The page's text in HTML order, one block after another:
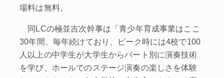
場料は無料。
同LCの極並吉次幹事は「青少年育成事業はここ
30年間、毎年続けており、ピーク時には4校で100
人以上の中学生が大学生からパート別に演奏技術
を学び、ホールでのステージ演奏の楽しさを体験